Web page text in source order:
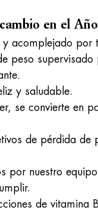
en el
y acomplejado por
peso
y saludable.
se convierte en
de pérdida
por nuestro
de